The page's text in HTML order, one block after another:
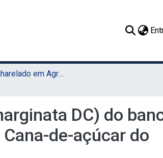
TCC - Bacharelado em Agronomia (Sede)
DC) do
de-açúcar do